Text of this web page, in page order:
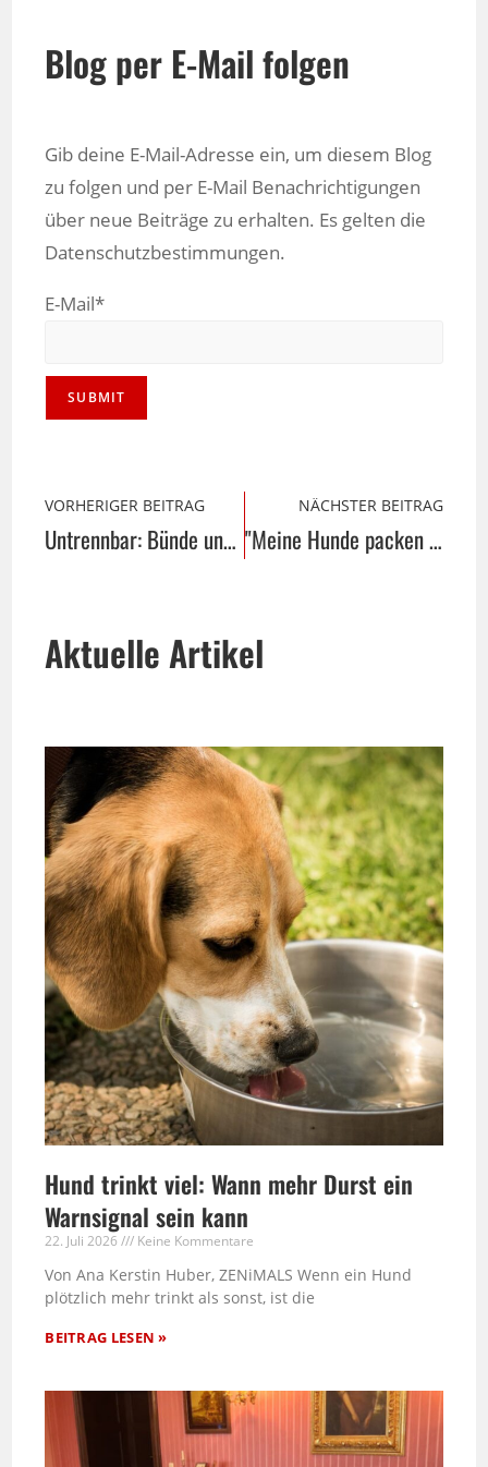
Blog per E-Mail folgen
Gib deine E-Mail-Adresse ein, um diesem Blog
zu folgen und per E-Mail Benachrichtigungen
über neue Beiträge zu erhalten. Es gelten die
Datenschutzbestimmungen.
E-Mail*
VORHERIGER BEITRAG
Untrennbar: Bünde und Zigarren
NÄCHSTER BEITRAG
"Meine Hunde packen Koffer". Ein ernster Hintergrund.
Aktuelle Artikel
Hund trinkt viel: Wann mehr Durst ein
Warnsignal sein kann
22. Juli 2026 Keine Kommentare
Von Ana Kerstin Huber, ZENiMALS Wenn ein Hund
plötzlich mehr trinkt als sonst, ist die
BEITRAG LESEN »